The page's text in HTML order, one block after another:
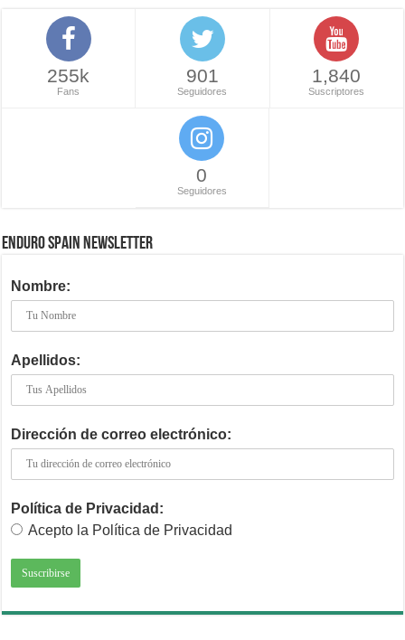
255k
Fans
901
Seguidores
1,840
Suscriptores
0
Seguidores
ENDURO SPAIN NEWSLETTER
Nombre:
Apellidos:
Dirección de correo electrónico:
Política de Privacidad:
Acepto la Política de Privacidad